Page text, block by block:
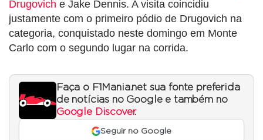
Drugovich e Jake Dennis. A visita coincidiu
justamente com o primeiro pódio de Drugovich na
categoria, conquistado neste domingo em Monte
Carlo com o segundo lugar na corrida.
Faça o F1Mania.net sua fonte preferida
de notícias no Google e também no
Google Discover.
Seguir no Google